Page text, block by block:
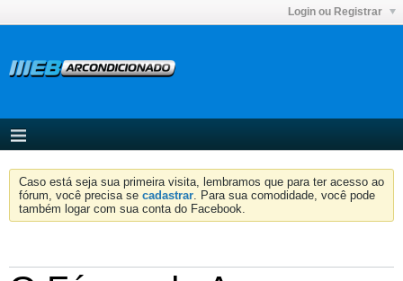
Login ou Registrar
Caso está seja sua primeira visita, lembramos que para ter acesso ao
fórum, você precisa se cadastrar. Para sua comodidade, você pode
também logar com sua conta do Facebook.